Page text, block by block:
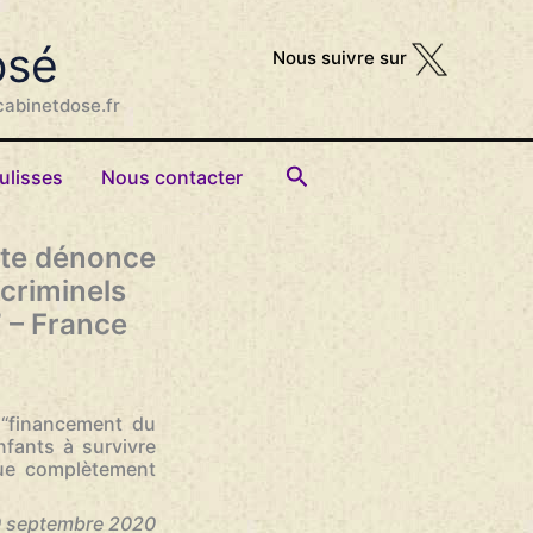
Nous suivre sur
Nous contacter Rechercher
dénonce
France
du
à survivre
complètement
septembre 2020